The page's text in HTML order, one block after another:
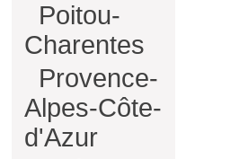
Poitou-
Charentes
Provence-
Alpes-Côte-
d'Azur